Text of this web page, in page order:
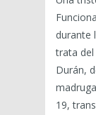
durante
trata del
Durán,
19,